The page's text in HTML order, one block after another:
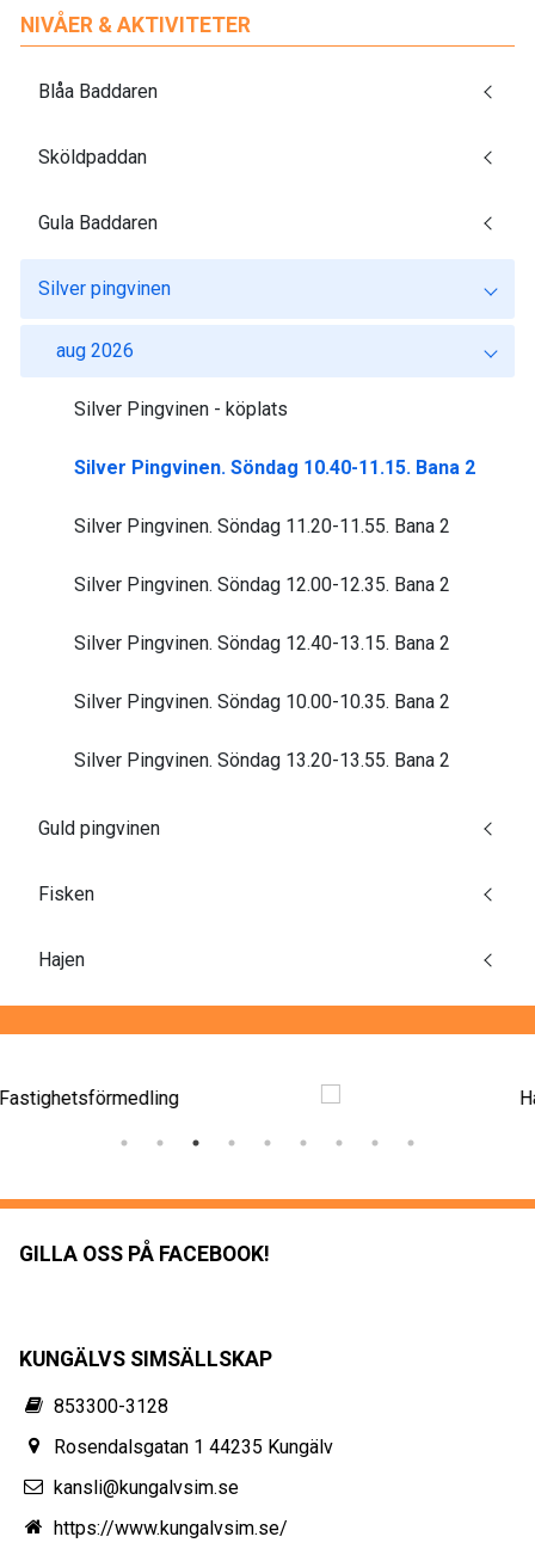
NIVÅER & AKTIVITETER
Blåa Baddaren
Sköldpaddan
Gula Baddaren
Silver pingvinen
aug 2026
Silver Pingvinen - köplats
Silver Pingvinen. Söndag 10.40-11.15. Bana 2
Silver Pingvinen. Söndag 11.20-11.55. Bana 2
Silver Pingvinen. Söndag 12.00-12.35. Bana 2
Silver Pingvinen. Söndag 12.40-13.15. Bana 2
Silver Pingvinen. Söndag 10.00-10.35. Bana 2
Silver Pingvinen. Söndag 13.20-13.55. Bana 2
Guld pingvinen
Fisken
Hajen
GILLA OSS PÅ FACEBOOK!
KUNGÄLVS SIMSÄLLSKAP
853300-3128
Rosendalsgatan 1 44235 Kungälv
kansli@kungalvsim.se
https://www.kungalvsim.se/